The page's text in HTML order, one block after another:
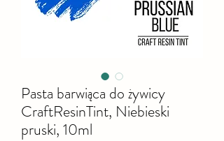
Pasta barwiąca do żywicy
CraftResinTint, Niebieski
pruski, 10ml